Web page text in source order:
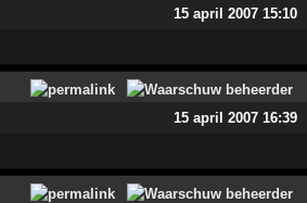
15 april 2007 15:10
15 april 2007 16:39